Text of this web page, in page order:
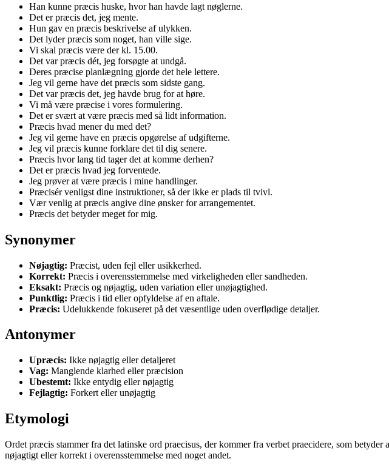
Han kunne præcis huske, hvor han havde lagt nøglerne.
Det er præcis det, jeg mente.
Hun gav en præcis beskrivelse af ulykken.
Det lyder præcis som noget, han ville sige.
Vi skal præcis være der kl. 15.00.
Det var præcis dét, jeg forsøgte at undgå.
Deres præcise planlægning gjorde det hele lettere.
Jeg vil gerne have det præcis som sidste gang.
Det var præcis det, jeg havde brug for at høre.
Vi må være præcise i vores formulering.
Det er svært at være præcis med så lidt information.
Præcis hvad mener du med det?
Jeg vil gerne have en præcis opgørelse af udgifterne.
Jeg vil præcis kunne forklare det til dig senere.
Præcis hvor lang tid tager det at komme derhen?
Det er præcis hvad jeg forventede.
Jeg prøver at være præcis i mine handlinger.
Præcisér venligst dine instruktioner, så der ikke er plads til tvivl.
Vær venlig at præcis angive dine ønsker for arrangementet.
Præcis det betyder meget for mig.
Synonymer
Nøjagtig: Præcist, uden fejl eller usikkerhed.
Korrekt: Præcis i overensstemmelse med virkeligheden eller sandheden.
Eksakt: Præcis og nøjagtig, uden variation eller unøjagtighed.
Punktlig: Præcis i tid eller opfyldelse af en aftale.
Præcis: Udelukkende fokuseret på det væsentlige uden overflødige detaljer.
Antonymer
Upræcis: Ikke nøjagtig eller detaljeret
Vag: Manglende klarhed eller præcision
Ubestemt: Ikke entydig eller nøjagtig
Fejlagtig: Forkert eller unøjagtig
Etymologi
Ordet præcis stammer fra det latinske ord praecisus, der kommer fra verbet praecidere, som
nøjagtigt eller korrekt i overensstemmelse med noget andet.